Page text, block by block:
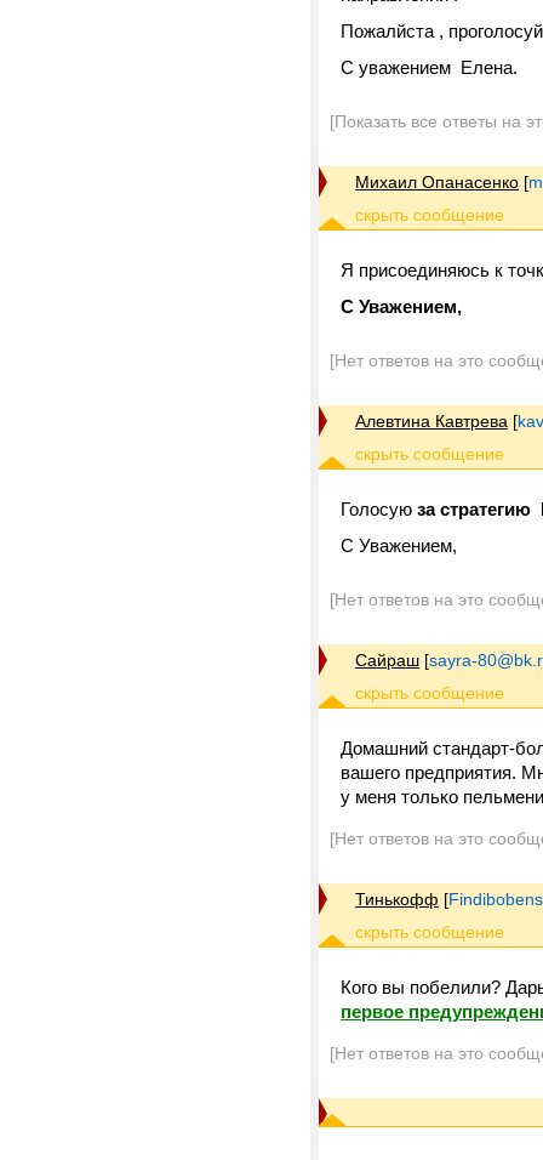
Пожалйста ,
С уважением Елена.
[Показать все ответы на
Михаил Опанасенко [
Я присоединяюсь к
С Уважением,
[Нет ответов на это
Алевтина Кавтрева [
Голосую за стратегию
С Уважением,
[Нет ответов на это
Сайраш [sayra-
Домашний стандарт-
вашего предприятия.
у меня только
[Нет ответов на это
Тинькофф [
Кого вы побелили?
первое
[Нет ответов на это